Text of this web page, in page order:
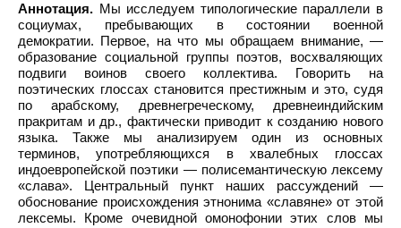
Аннотация. Мы исследуем типологические параллели в
социумах, пребывающих в состоянии военной
демократии. Первое, на что мы обращаем внимание, —
образование социальной группы поэтов, восхваляющих
подвиги воинов своего коллектива. Говорить на
поэтических глоссах становится престижным и это, судя
по арабскому, древнегреческому, древнеиндийским
пракритам и др., фактически приводит к созданию нового
языка. Также мы анализируем один из основных
терминов, употребляющихся в хвалебных глоссах
индоевропейской поэтики — полисемантическую лексему
«слава». Центральный пункт наших рассуждений —
обоснование происхождения этнонима «славяне» от этой
лексемы. Кроме очевидной омонофонии этих слов мы